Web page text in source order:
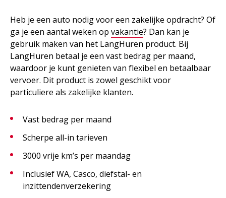
Heb je een auto nodig voor een zakelijke opdracht? Of
ga je een aantal weken op vakantie? Dan kan je
gebruik maken van het LangHuren product. Bij
LangHuren betaal je een vast bedrag per maand,
waardoor je kunt genieten van flexibel en betaalbaar
vervoer. Dit product is zowel geschikt voor
particuliere als zakelijke klanten.
Vast bedrag per maand
Scherpe all-in tarieven
3000 vrije km’s per maandag
Inclusief WA, Casco, diefstal- en
inzittendenverzekering